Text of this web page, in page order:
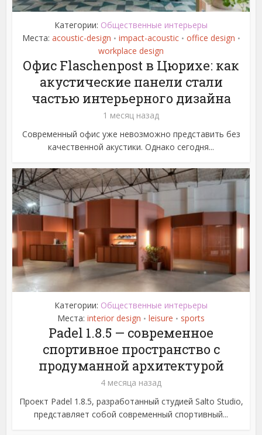
Категории: Общественные интерьеры
Места: acoustic-design • impact-acoustic • office design •
workplace design
Офис Flaschenpost в Цюрихе: как
акустические панели стали
частью интерьерного дизайна
1 месяц назад
Современный офис уже невозможно представить без
качественной акустики. Однако сегодня...
Категории: Общественные интерьеры
Места: interior design • leisure • sports
Padel 1.8.5 — современное
спортивное пространство с
продуманной архитектурой
4 месяца назад
Проект Padel 1.8.5, разработанный студией Salto Studio,
представляет собой современный спортивный...